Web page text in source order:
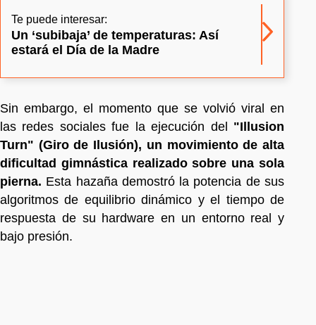
Te puede interesar:
Un ‘subibaja’ de temperaturas: Así
estará el Día de la Madre
Sin embargo, el momento que se volvió viral en
las redes sociales fue la ejecución del "Illusion
Turn" (Giro de Ilusión), un movimiento de alta
dificultad gimnástica realizado sobre una sola
pierna. Esta hazaña demostró la potencia de sus
algoritmos de equilibrio dinámico y el tiempo de
respuesta de su hardware en un entorno real y
bajo presión.